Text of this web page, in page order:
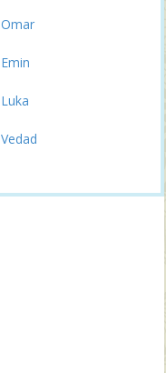
Omar
Emin
Luka
Vedad